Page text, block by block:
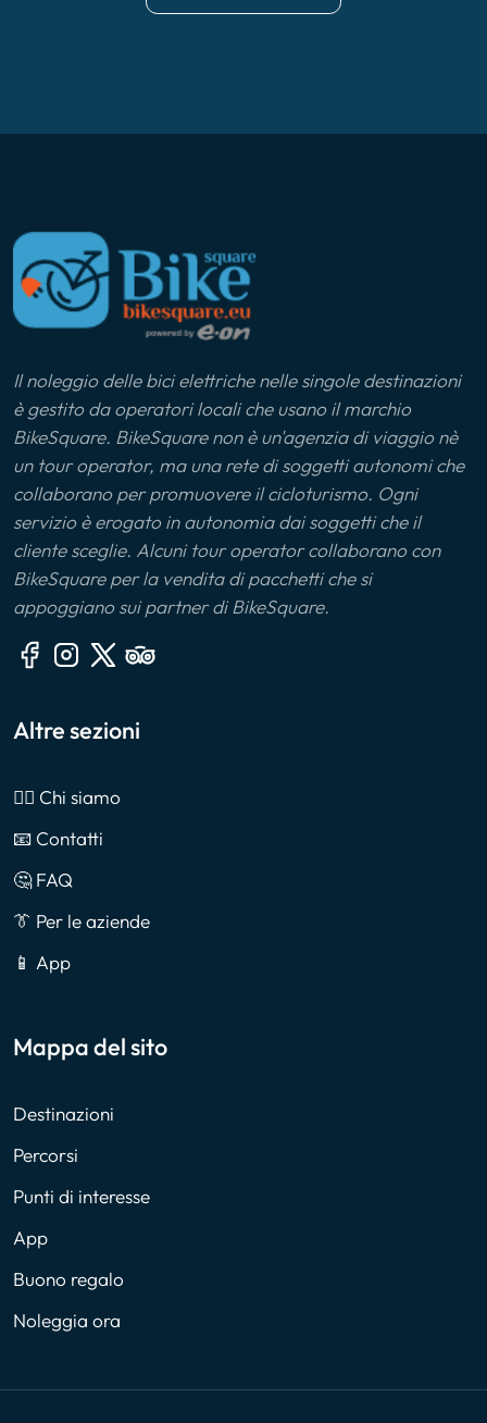
Il noleggio delle bici elettriche nelle singole destinazioni
è gestito da operatori locali che usano il marchio
BikeSquare. BikeSquare non è un'agenzia di viaggio nè
un tour operator, ma una rete di soggetti autonomi che
collaborano per promuovere il cicloturismo. Ogni
servizio è erogato in autonomia dai soggetti che il
cliente sceglie. Alcuni tour operator collaborano con
BikeSquare per la vendita di pacchetti che si
appoggiano sui partner di BikeSquare.
Altre sezioni
🙎‍♂️ Chi siamo
📧 Contatti
🤔 FAQ
👔 Per le aziende
📱 App
Mappa del sito
Destinazioni
Percorsi
Punti di interesse
App
Buono regalo
Noleggia ora